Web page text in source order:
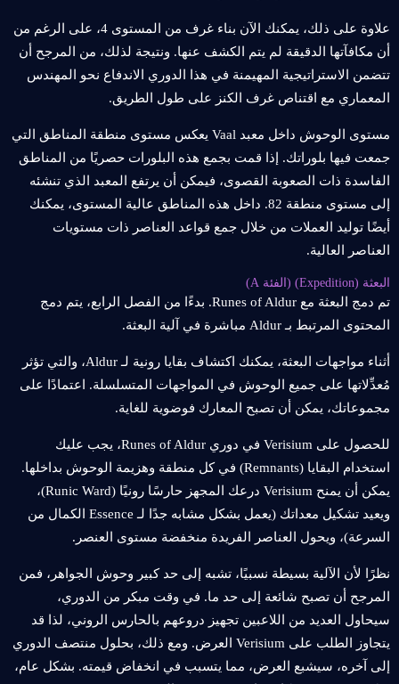
علاوة على ذلك، يمكنك الآن بناء غرف من المستوى 4، على الرغم من
أن مكافآتها الدقيقة لم يتم الكشف عنها. ونتيجة لذلك، من المرجح أن
تتضمن الاستراتيجية المهيمنة في هذا الدوري الاندفاع نحو المهندس
المعماري مع اقتناص غرف الكنز على طول الطريق.
مستوى الوحوش داخل معبد Vaal يعكس مستوى منطقة المناطق التي
جمعت فيها بلوراتك. إذا قمت بجمع هذه البلورات حصريًا من المناطق
الفاسدة ذات الصعوبة القصوى، فيمكن أن يرتفع المعبد الذي تنشئه
إلى مستوى منطقة 82. داخل هذه المناطق عالية المستوى، يمكنك
أيضًا توليد العملات من خلال جمع قواعد العناصر ذات مستويات
العناصر العالية.
البعثة (Expedition) (الفئة A)
تم دمج البعثة مع Runes of Aldur. بدءًا من الفصل الرابع، يتم دمج
المحتوى المرتبط بـ Aldur مباشرة في آلية البعثة.
أثناء مواجهات البعثة، يمكنك اكتشاف بقايا رونية لـ Aldur، والتي تؤثر
مُعدِّلاتها على جميع الوحوش في المواجهات المتسلسلة. اعتمادًا على
مجموعاتك، يمكن أن تصبح المعارك فوضوية للغاية.
للحصول على Verisium في دوري Runes of Aldur، يجب عليك
استخدام البقايا (Remnants) في كل منطقة وهزيمة الوحوش بداخلها.
يمكن أن يمنح Verisium درعك المجهز حارسًا رونيًا (Runic Ward)،
ويعيد تشكيل معداتك (يعمل بشكل مشابه جدًا لـ Essence الكمال من
السرعة)، ويحول العناصر الفريدة منخفضة مستوى العنصر.
نظرًا لأن الآلية بسيطة نسبيًا، تشبه إلى حد كبير وحوش الجواهر، فمن
المرجح أن تصبح شائعة إلى حد ما. في وقت مبكر من الدوري،
سيحاول العديد من اللاعبين تجهيز دروعهم بالحارس الروني، لذا قد
يتجاوز الطلب على Verisium العرض. ومع ذلك، بحلول منتصف الدوري
إلى آخره، سيشبع العرض، مما يتسبب في انخفاض قيمته. بشكل عام،